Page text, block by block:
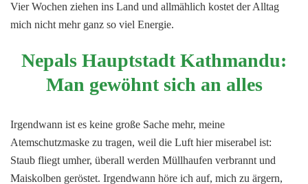
Vier Wochen ziehen ins Land und allmählich kostet der Alltag
mich nicht mehr ganz so viel Energie.
Nepals Hauptstadt Kathmandu:
Man gewöhnt sich an alles
Irgendwann ist es keine große Sache mehr, meine
Atemschutzmaske zu tragen, weil die Luft hier miserabel ist:
Staub fliegt umher, überall werden Müllhaufen verbrannt und
Maiskolben geröstet. Irgendwann höre ich auf, mich zu ärgern,